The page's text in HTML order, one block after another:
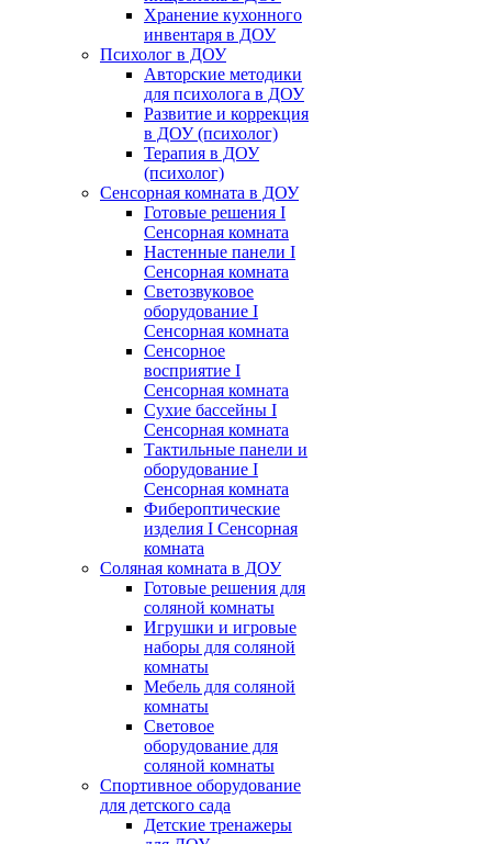
Хранение кухонного
инвентаря в ДОУ
Психолог в ДОУ
Авторские методики
для психолога в ДОУ
Развитие и коррекция
в ДОУ (психолог)
Терапия в ДОУ
(психолог)
Сенсорная комната в ДОУ
Готовые решения I
Сенсорная комната
Настенные панели I
Сенсорная комната
Светозвуковое
оборудование I
Сенсорная комната
Сенсорное
восприятие I
Сенсорная комната
Сухие бассейны I
Сенсорная комната
Тактильные панели и
оборудование I
Сенсорная комната
Фибероптические
изделия I Сенсорная
комната
Соляная комната в ДОУ
Готовые решения для
соляной комнаты
Игрушки и игровые
наборы для соляной
комнаты
Мебель для соляной
комнаты
Световое
оборудование для
соляной комнаты
Спортивное оборудование
для детского сада
Детские тренажеры